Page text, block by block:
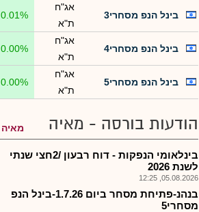
בינל הנפ מסחרי3
אג"ח
ת"א
0.01%
בינל הנפ מסחרי4
אג"ח
ת"א
0.00%
בינל הנפ מסחרי5
אג"ח
ת"א
0.00%
הודעות בורסה - מאיה מאיה
בינלאומי הנפקות - דוח רבעון /2חצי שנתי
לשנת 2026
05.08.2026, 12:25
בנהנ-פתיחת מסחר ביום 1.7.26-בינל הנפ
מסחרי5